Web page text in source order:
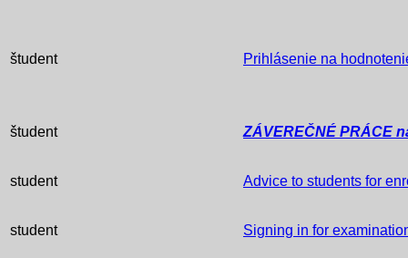
študent Prihlásenie na
študent ZÁVEREČNÉ PRÁCE
student Advice to students for
student Signing in for